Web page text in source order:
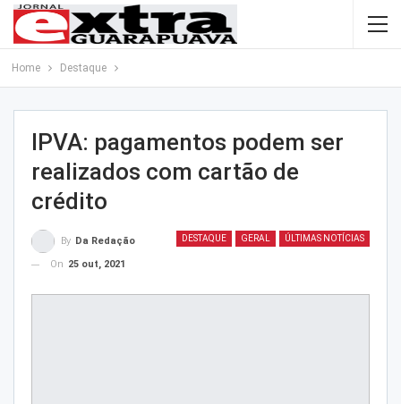
Home Destaque
IPVA: pagamentos podem ser
realizados com cartão de
crédito
DESTAQUE GERAL ÚLTIMAS NOTÍCIAS
By Da Redação
On 25 out, 2021